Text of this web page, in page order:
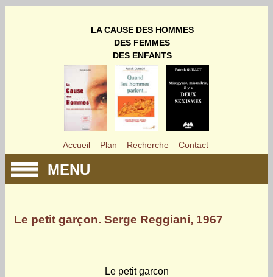
LA CAUSE DES HOMMES
DES FEMMES
DES ENFANTS
Le petit garçon. Serge Reggiani, 1967
Le petit garcon
MENU
Accueil Plan Recherche Contact